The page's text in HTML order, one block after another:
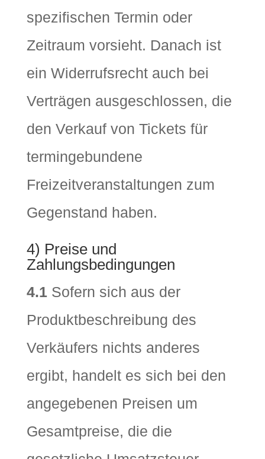
spezifischen Termin oder
Zeitraum vorsieht. Danach ist
ein Widerrufsrecht auch bei
Verträgen ausgeschlossen, die
den Verkauf von Tickets für
termingebundene
Freizeitveranstaltungen zum
Gegenstand haben.
4) Preise und
Zahlungsbedingungen
4.1Sofern sich aus der
Produktbeschreibung des
Verkäufers nichts anderes
ergibt, handelt es sich bei den
angegebenen Preisen um
Gesamtpreise, die die